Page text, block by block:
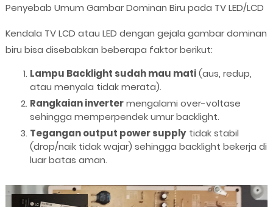
Penyebab Umum Gambar Dominan Biru pada TV LED/LCD
Kendala TV LCD atau LED dengan gejala gambar dominan
biru bisa disebabkan beberapa faktor berikut:
Lampu Backlight sudah mau mati(aus, redup,
atau menyala tidak merata).
Rangkaian invertermengalami over-voltase
sehingga memperpendek umur backlight.
Tegangan output power supplytidak stabil
(drop/naik tidak wajar) sehingga backlight bekerja di
luar batas aman.